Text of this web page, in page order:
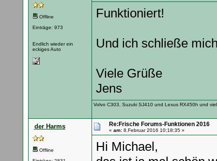
Offline
Einträge: 973
Endlich wieder ein
eckiges Auto
Funktioniert!
Und ich schließe
Viele Grüße
Jens
Volvo C303, Suzuki SJ410 und Lexus RX450h und
der Harms
Offline
Re:Frische Forums-Funktionen 2016
« am:8.Februar 2016 10:18:35 »
Hi Michael,